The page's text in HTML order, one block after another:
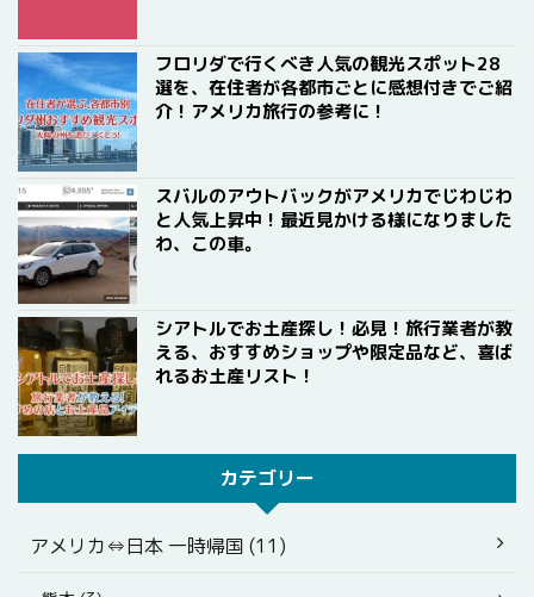
フロリダで行くべき人気の観光スポット28
選を、在住者が各都市ごとに感想付きでご紹
介！アメリカ旅行の参考に！
スバルのアウトバックがアメリカでじわじわ
と人気上昇中！最近見かける様になりました
わ、この車。
シアトルでお土産探し！必見！旅行業者が教
える、おすすめショップや限定品など、喜ば
れるお土産リスト！
カテゴリー
アメリカ⇔日本 一時帰国 (11)